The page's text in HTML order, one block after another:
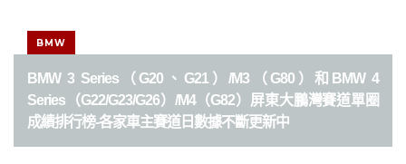
BMW
BMW 3 Series（G20、G21）/M3（G80）和BMW 4
Series（G22/G23/G26）/M4（G82）屏東大鵬灣賽道單圈
成績排行榜-各家車主賽道日數據不斷更新中